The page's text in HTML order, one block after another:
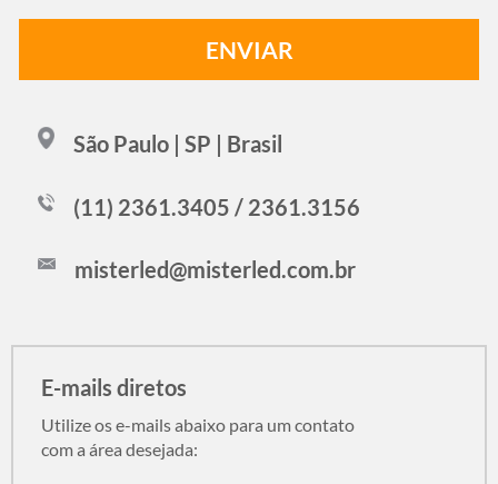
São Paulo | SP | Brasil
(11) 2361.3405 / 2361.3156
misterled@misterled.com.br
E-mails diretos
Utilize os e-mails abaixo para um contato
com a área desejada: